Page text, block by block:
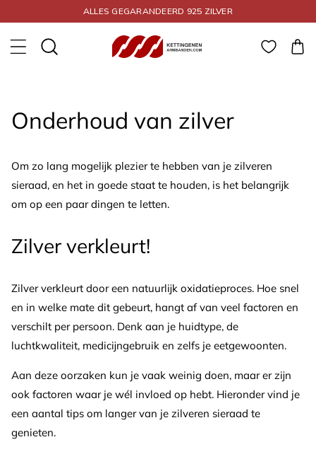
content
ALLES GEGARANDEERD 925 ZILVER
Onderhoud van zilver
Om zo lang mogelijk plezier te hebben van je zilveren
sieraad, en het in goede staat te houden, is het belangrijk
om op een paar dingen te letten.
Zilver verkleurt!
Zilver verkleurt door een natuurlijk oxidatieproces. Hoe snel
en in welke mate dit gebeurt, hangt af van veel factoren en
verschilt per persoon. Denk aan je huidtype, de
luchtkwaliteit, medicijngebruik en zelfs je eetgewoonten.
Aan deze oorzaken kun je vaak weinig doen, maar er zijn
ook factoren waar je wél invloed op hebt. Hieronder vind je
een aantal tips om langer van je zilveren sieraad te
genieten.